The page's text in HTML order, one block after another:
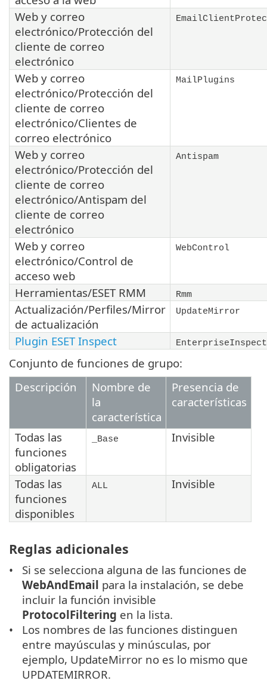
Web y correo
electrónico/Protección del
cliente de correo
electrónico
Web y correo
electrónico/Protección del
cliente de correo
electrónico/Clientes de
correo electrónico
MailPlugins
Web y correo
electrónico/Protección del
cliente de correo
electrónico/Antispam del
cliente de correo
electrónico
Antispam
Web y correo
electrónico/Control de
acceso web
WebControl
Herramientas/ESET RMM Rmm
Actualización/Perfiles/Mirror
de actualización
UpdateMirror
Plugin ESET Inspect
Conjunto de funciones de grupo:
Descripción
Nombre de
la
característica
Presencia de
características
Todas las
funciones
obligatorias
_Base Invisible
Todas las
funciones
disponibles
ALL Invisible
Reglas adicionales
Si se selecciona alguna de las funciones de
WebAndEmail para la instalación, se debe
incluir la función invisible
ProtocolFiltering en la lista.
Los nombres de las funciones distinguen
entre mayúsculas y minúsculas, por
ejemplo, UpdateMirror no es lo mismo que
UPDATEMIRROR.